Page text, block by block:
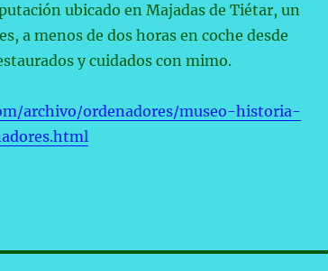
ubicado en Majadas de Tiétar, un
a menos de dos horas en coche desde
y cuidados con mimo.
archivo/ordenadores/museo-historia-